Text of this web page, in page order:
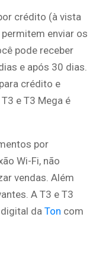
crédito (à vista
enviar os
pode receber
e após 30 dias.
crédito e
e T3 Mega é
por
Wi-Fi, não
vendas. Além
A T3 e T3
da Ton com